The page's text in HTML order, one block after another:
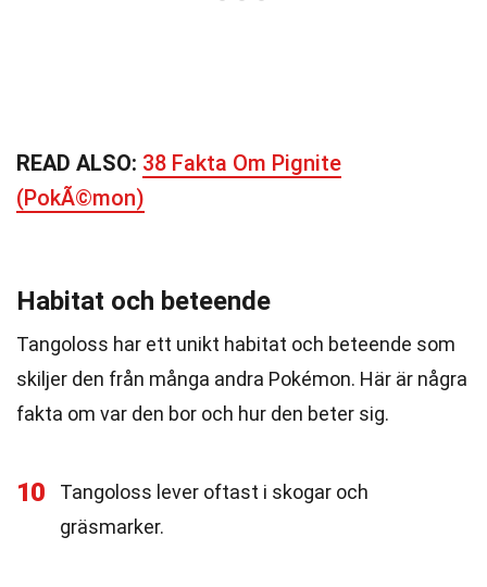
READ ALSO: 38 Fakta Om Pignite
(PokÃ©mon)
Habitat och beteende
Tangoloss har ett unikt habitat och beteende som
skiljer den från många andra Pokémon. Här är några
fakta om var den bor och hur den beter sig.
10
Tangoloss lever oftast i skogar och
gräsmarker.